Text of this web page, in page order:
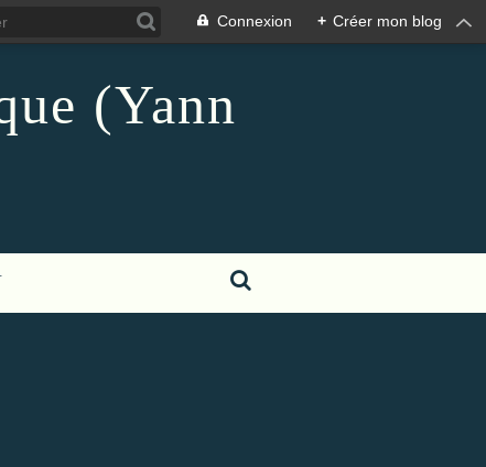
Connexion + Créer mon blog
(Yann